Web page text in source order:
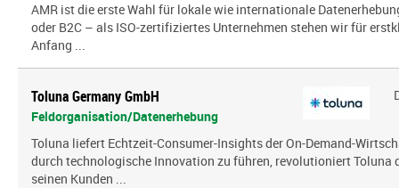
AMR ist die erste Wahl für lokale wie internationale
oder B2C – als ISO-zertifiziertes Unternehmen stehen wir für
Anfang ...
Toluna Germany GmbH
Feldorganisation/Datenerhebung
Toluna liefert Echtzeit-Consumer-Insights der On-Demand-
durch technologische Innovation zu führen, revolutioniert
seinen Kunden ...